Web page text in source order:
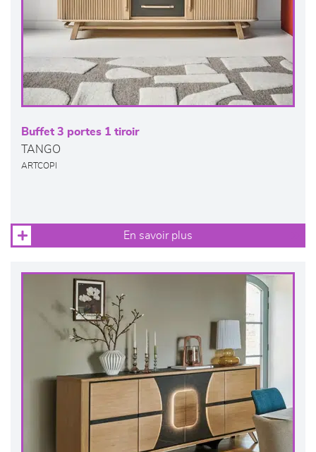
Buffet 3 portes 1 tiroir
TANGO
ARTCOPI
En savoir plus